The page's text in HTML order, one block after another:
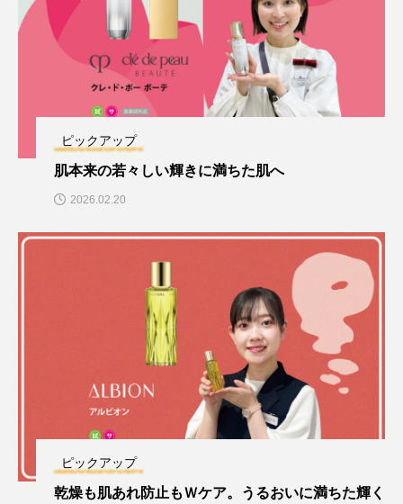
ピックアップ
肌本来の若々しい輝きに満ちた肌へ
2026.02.20
ピックアップ
乾燥も肌あれ防止もＷケア。うるおいに満ちた輝く